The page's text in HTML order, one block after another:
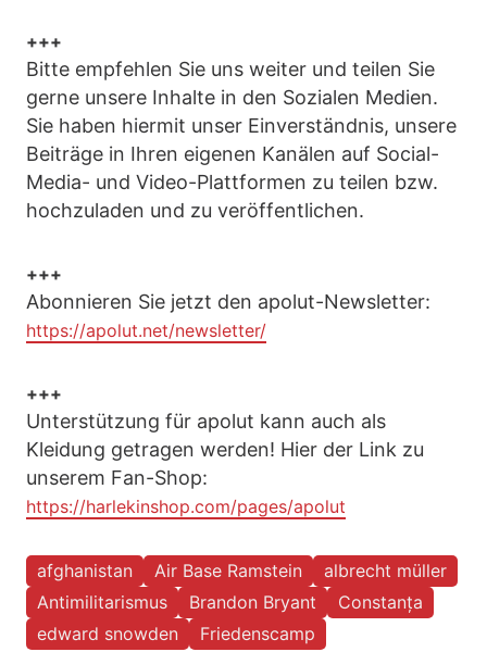
+++
Bitte empfehlen Sie uns weiter und teilen Sie
gerne unsere Inhalte in den Sozialen Medien.
Sie haben hiermit unser Einverständnis, unsere
Beiträge in Ihren eigenen Kanälen auf Social-
Media- und Video-Plattformen zu teilen bzw.
hochzuladen und zu veröffentlichen.
+++
Abonnieren Sie jetzt den apolut-Newsletter:
https://apolut.net/newsletter/
+++
Unterstützung für apolut kann auch als
Kleidung getragen werden! Hier der Link zu
unserem Fan-Shop:
https://harlekinshop.com/pages/apolut
afghanistan Air Base Ramstein
albrecht müller
Antimilitarismus
Brandon Bryant
Constanța
edward snowden
Friedenscamp